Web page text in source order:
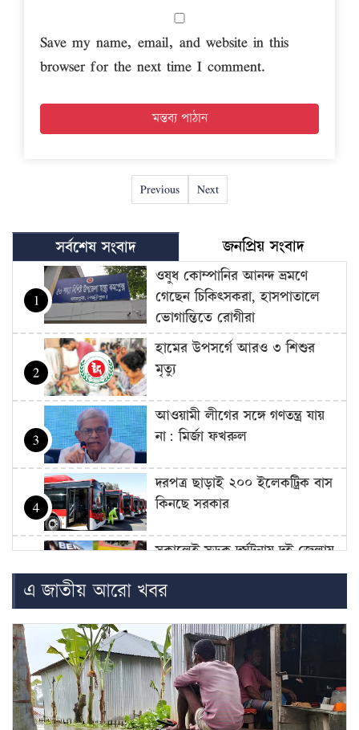
Save my name, email, and website in this
browser for the next time I comment.
Previous Next
সর্বশেষ সংবাদ জনপ্রিয় সংবাদ
1
ওষুধ কোম্পানির আনন্দ ভ্রমণে
গেছেন চিকিৎসকরা, হাসপাতালে
ভোগান্তিতে রোগীরা
2
হামের উপসর্গে আরও ৩ শিশুর
মৃত্যু
3
আওয়ামী লীগের সঙ্গে গণতন্ত্র যায়
না: মির্জা ফখরুল
4
দরপত্র ছাড়াই ২০০ ইলেকট্রিক বাস
কিনছে সরকার
5
সকালেই সড়ক দুর্ঘটনায় দুই জেলায়
প্রাণ গেল ১৬ জনের
বাংলাদেশের রাস্তা মেরামতের ট্রাক
আটকে দিল বিএসএফ, ভোগান্তিতে
এলাকাবাসী
7
১১ দলের ৫ কর্মসূচি: ঢাকা থেকে
চার বিভাগে লংমার্চ ঘোষণা
এ জাতীয় আরো খবর